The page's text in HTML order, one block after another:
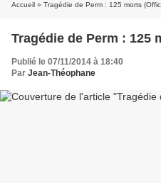
Accueil » Tragédie de Perm : 125 morts
Tragédie de Perm : 125
Publié le 07/11/2014 à 18:40
Par Jean-Théophane